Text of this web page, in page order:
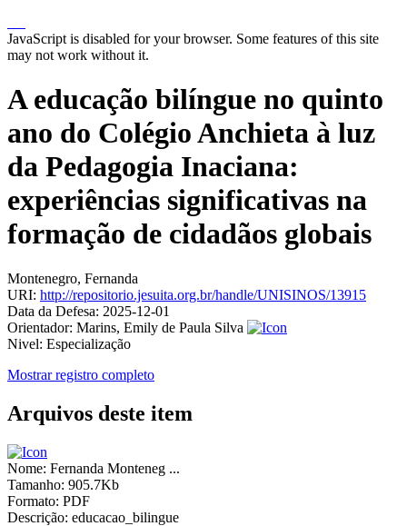
JavaScript is disabled for your browser. Some features of this site
may not work without it.
A educação bilíngue no quinto
ano do Colégio Anchieta à luz
da Pedagogia Inaciana:
experiências significativas na
formação de cidadãos globais
Montenegro, Fernanda
URI: http://repositorio.jesuita.org.br/handle/UNISINOS/13915
Data da Defesa: 2025-12-01
Orientador: Marins, Emily de Paula Silva
Nivel: Especialização
Mostrar registro completo
Arquivos deste item
Nome: Fernanda Monteneg ...
Tamanho: 905.7Kb
Formato: PDF
Descrição: educacao_bilingue